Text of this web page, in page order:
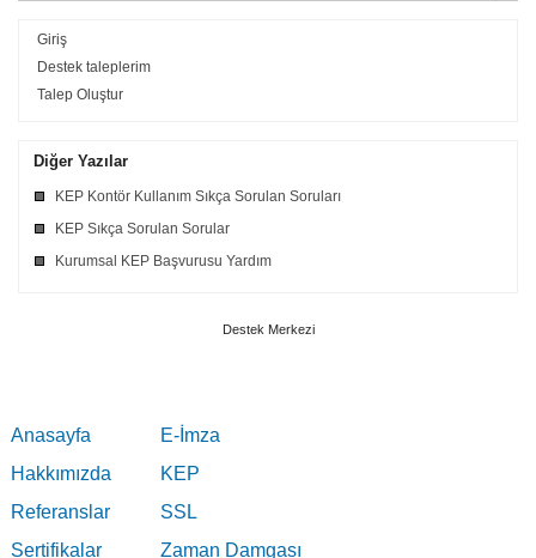
Giriş
Destek taleplerim
Talep Oluştur
Diğer Yazılar
KEP Kontör Kullanım Sıkça Sorulan Soruları
KEP Sıkça Sorulan Sorular
Kurumsal KEP Başvurusu Yardım
Destek Merkezi
Anasayfa
Hakkımızda
Referanslar
Sertifikalar
E-İmza
KEP
SSL
Zaman Damgası